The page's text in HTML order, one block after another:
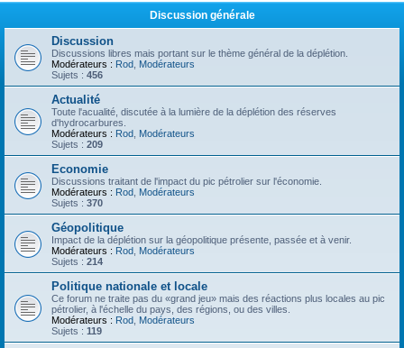
Discussion générale
Discussion
Discussions libres mais portant sur le thème général de la déplétion.
Modérateurs : Rod Modérateurs
Sujets : 456
Actualité
Toute l'acualité, discutée à la lumière de la déplétion des réserves
d'hydrocarbures.
Modérateurs : Rod Modérateurs
Sujets : 209
Economie
Discussions traitant de l'impact du pic pétrolier sur l'économie.
Modérateurs : Rod Modérateurs
Sujets : 370
Géopolitique
Impact de la déplétion sur la géopolitique présente, passée et à venir.
Modérateurs : Rod Modérateurs
Sujets : 214
Politique nationale et locale
Ce forum ne traite pas du «grand jeu» mais des réactions plus locales au pic
pétrolier, à l'échelle du pays, des régions, ou des villes.
Modérateurs : Rod Modérateurs
Sujets : 119